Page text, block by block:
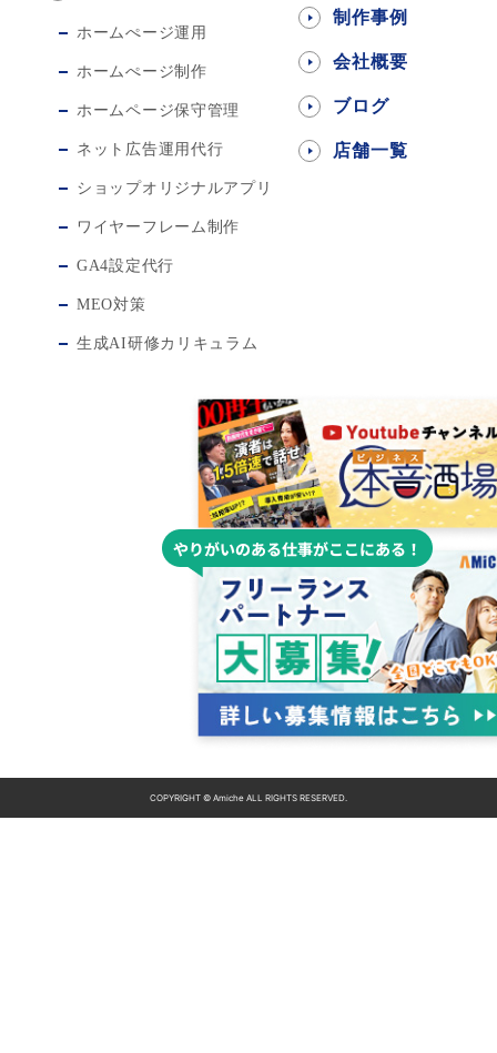
ホームぺージ運用
ホームぺージ制作
ホームページ保守管理
ネット広告運用代行
ショップオリジナルアプリ
ワイヤーフレーム制作
GA4設定代行
MEO対策
生成AI研修カリキュラム
制作事例
会社概要
ブログ
店舗一覧
COPYRIGHT © Amiche ALL RIGHTS RESERVED.